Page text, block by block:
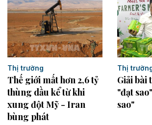
Thị trường
Thế giới mất hơn 2,6 tỷ
thùng dầu kể từ khi
xung đột Mỹ - Iran
bùng phát
Thị
Giải bài
"đạt
sao"